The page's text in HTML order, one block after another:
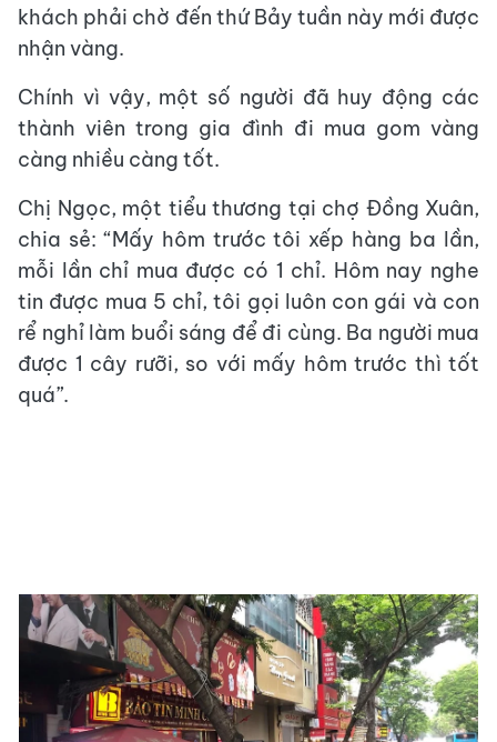
khách phải chờ đến thứ Bảy tuần này mới được
nhận vàng.
Chính vì vậy, một số người đã huy động các
thành viên trong gia đình đi mua gom vàng
càng nhiều càng tốt.
Chị Ngọc, một tiểu thương tại chợ Đồng Xuân,
chia sẻ: “Mấy hôm trước tôi xếp hàng ba lần,
mỗi lần chỉ mua được có 1 chỉ. Hôm nay nghe
tin được mua 5 chỉ, tôi gọi luôn con gái và con
rể nghỉ làm buổi sáng để đi cùng. Ba người mua
được 1 cây rưỡi, so với mấy hôm trước thì tốt
quá”.